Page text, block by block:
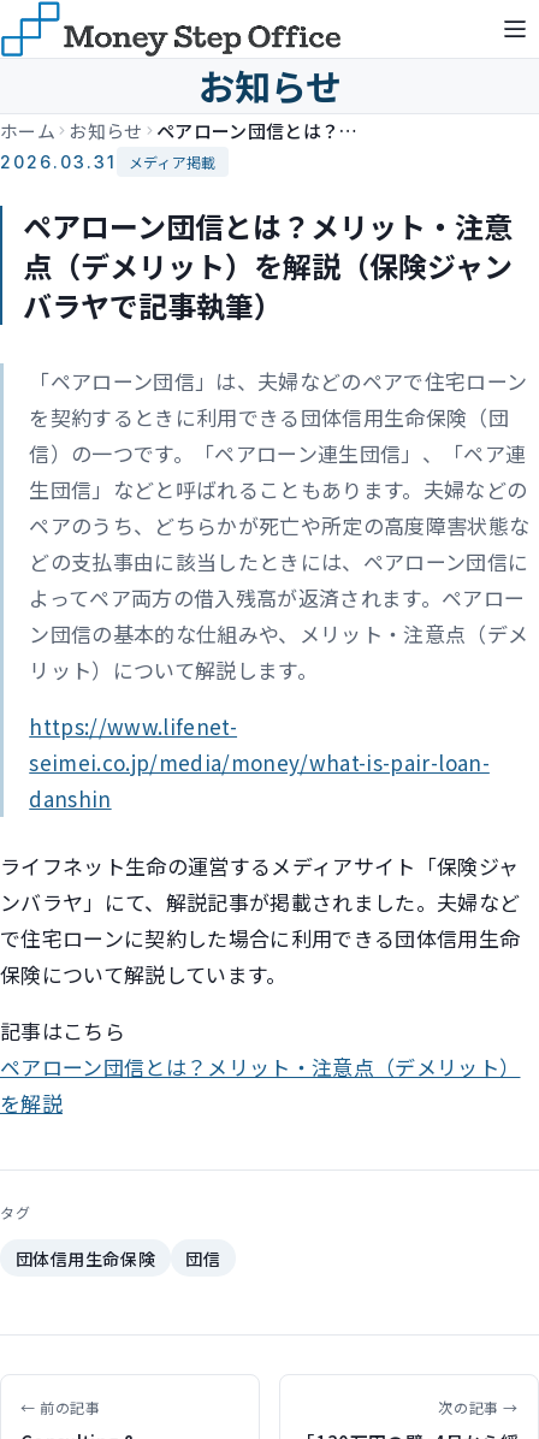
お知らせ
ホーム お知らせ ペアローン団信とは？メリット・注意点（デメリット）を解説（保険ジャンバラヤで記事執筆）
2026.03.31 メディア掲載
ペアローン団信とは？メリット・注意
点（デメリット）を解説（保険ジャン
バラヤで記事執筆）
「ペアローン団信」は、夫婦などのペアで住宅ローン
を契約するときに利用できる団体信用生命保険（団
信）の一つです。「ペアローン連生団信」、「ペア連
生団信」などと呼ばれることもあります。夫婦などの
ペアのうち、どちらかが死亡や所定の高度障害状態な
どの支払事由に該当したときには、ペアローン団信に
よってペア両方の借入残高が返済されます。ペアロー
ン団信の基本的な仕組みや、メリット・注意点（デメ
リット）について解説します。
https://www.lifenet-
seimei.co.jp/media/money/what-is-pair-loan-
danshin
ライフネット生命の運営するメディアサイト「保険ジャ
ンバラヤ」にて、解説記事が掲載されました。夫婦など
で住宅ローンに契約した場合に利用できる団体信用生命
保険について解説しています。
記事はこちら
ペアローン団信とは？メリット・注意点（デメリット）
を解説
タグ
団体信用生命保険 団信
← 前の記事 次の記事 →